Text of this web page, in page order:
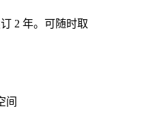
2 年。可随时取
间